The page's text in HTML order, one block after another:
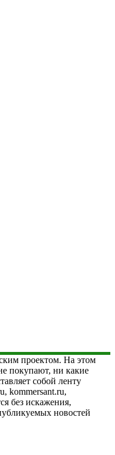
проектом. На этом
покупают, ни какие
собой ленту
kommersant.ru,
без искажения,
новостей